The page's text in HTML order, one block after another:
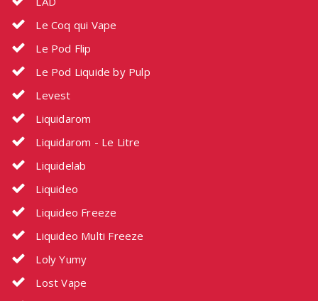
Le Coq qui Vape
Le Pod Flip
Le Pod Liquide by Pulp
Levest
Liquidarom
Liquidarom - Le Litre
Liquidelab
Liquideo
Liquideo Freeze
Liquideo Multi Freeze
Loly Yumy
Lost Vape